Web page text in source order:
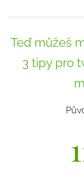
Teď můžeš
3 tipy pro